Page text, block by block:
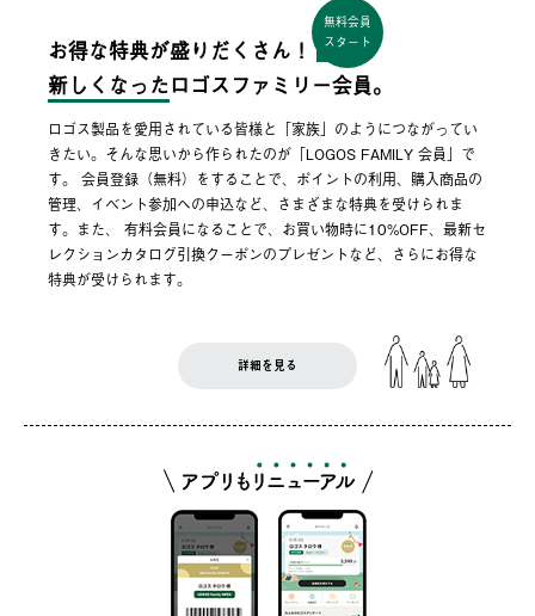
お得な特典が盛りだくさん！
無料会員
スタート
新しくなった ロゴスファミリー会員。
ロゴス製品を愛用されている皆様と「家族」のようにつながってい
きたい。そんな思いから作られたのが「LOGOS FAMILY 会員」で
す。 会員登録（無料）をすることで、ポイントの利用、購入商品の
管理、イベント参加への申込など、さまざまな特典を受けられま
す。また、 有料会員になることで、お買い物時に10%OFF、最新セ
レクションカタログ引換クーポンのプレゼントなど、さらにお得な
特典が受けられます。
詳細を見る